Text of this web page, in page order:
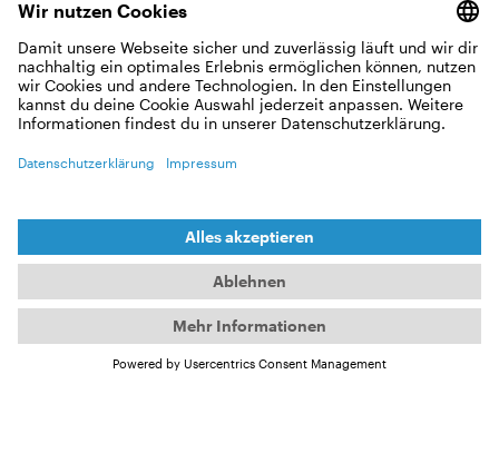
DIE FOTOS VON
FRAUEN SEHEN
ANDERS AUS ALS
DIE VON
MÄNNERN. ES IST
EINE ANDERE ART,
DIE DINGE ZU
SEHEN.